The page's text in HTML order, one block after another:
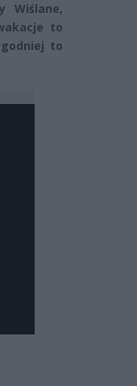
Wiślane,
to
to